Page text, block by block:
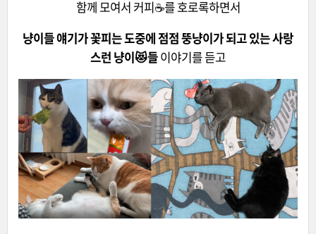
함께 모여서 커피☕를 호로록하면서
냥이들 얘기가 꽃피는 도중에 점점 뚱냥이가 되고 있는 사랑
스런 냥이😻들 이야기를 듣고